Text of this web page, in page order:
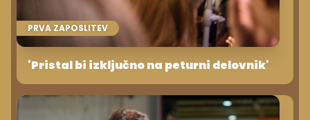
PRVA ZAPOSLITEV
'Pristal bi izključno na peturni delovnik'